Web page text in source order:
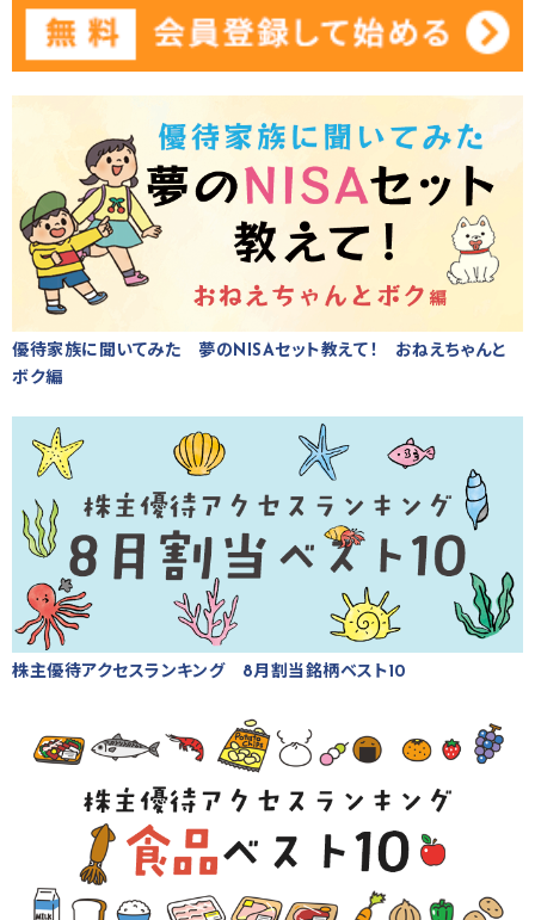
優待家族に聞いてみた 夢のNISAセット教えて！ おねえちゃんと
ボク編
株主優待アクセスランキング 8月割当銘柄ベスト10